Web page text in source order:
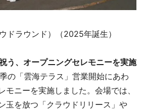
ドラウンド）（2025年誕生）
う、オープニングセレモニーを実施
の「雲海テラス」営業開始にあわ
モニーを実施しました。会場では、
玉を放つ「クラウドリリース」や